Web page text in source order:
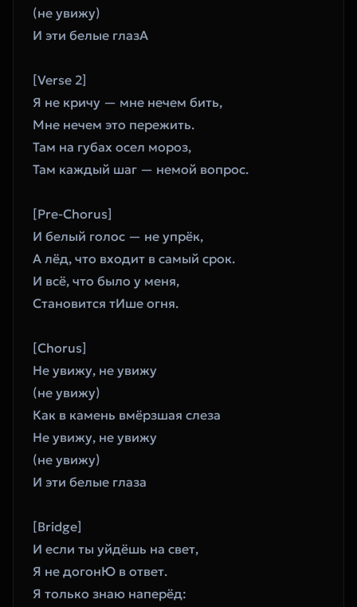
(не увижу)
И эти белые глазА
[Verse 2]
Я не кричу — мне нечем бить,
Мне нечем это пережить.
Там на губах осел мороз,
Там каждый шаг — немой вопрос.
[Pre-Chorus]
И белый голос — не упрёк,
А лёд, что входит в самый срок.
И всё, что было у меня,
Становится тИше огня.
[Chorus]
Не увижу, не увижу
(не увижу)
Как в камень вмёрзшая слеза
Не увижу, не увижу
(не увижу)
И эти белые глаза
[Bridge]
И если ты уйдёшь на свет,
Я не догонЮ в ответ.
Я только знаю наперёд: